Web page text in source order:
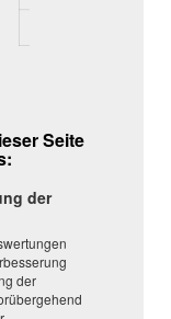
Seite
der
der